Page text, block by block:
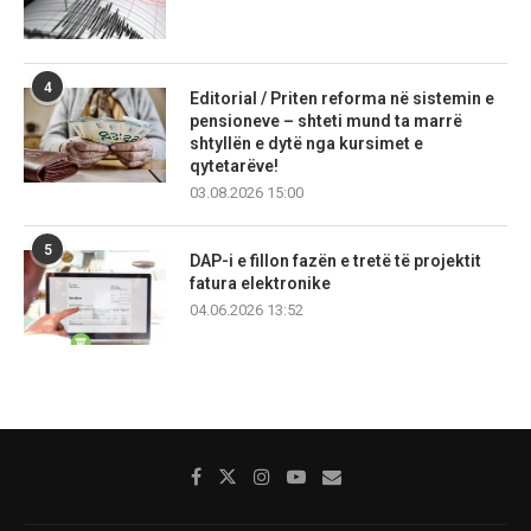
4
Editorial / Priten reforma në sistemin e
pensioneve – shteti mund ta marrë
shtyllën e dytë nga kursimet e
qytetarëve!
03.08.2026 15:00
5
DAP-i e fillon fazën e tretë të projektit
fatura elektronike
04.06.2026 13:52